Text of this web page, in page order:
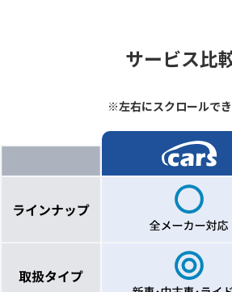
サービス比
※左右にスクロールで